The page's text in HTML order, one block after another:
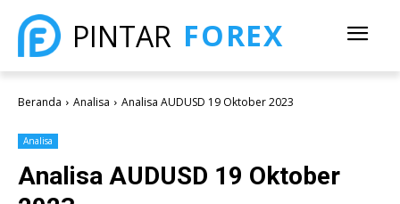
PINTAR FOREX
Beranda Analisa Analisa AUDUSD 19 Oktober 2023
Analisa
Analisa AUDUSD 19 Oktober